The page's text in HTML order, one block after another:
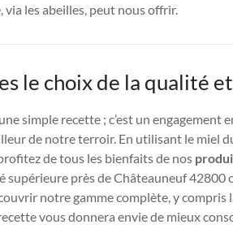
via les abeilles, peut nous offrir.
le choix de la qualité
simple recette ; c’est un
de notre terroir. En utilisant le miel
de tous les bienfaits de nos
supérieure près de Châteauneuf 42800
notre gamme complète, y compris
vous donnera envie de mieux